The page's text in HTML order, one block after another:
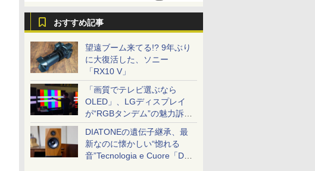
おすすめ記事
望遠ブーム来てる!? 9年ぶり
に大復活した、ソニー
「RX10 V」
「画質でテレビ選ぶなら
OLED」、LGディスプレイ
が“RGBタンデム”の魅力訴
求。液晶とのガチ比較も
DIATONEの遺伝子継承、最
新なのに懐かしい“惚れる
音”Tecnologia e Cuore「DS-